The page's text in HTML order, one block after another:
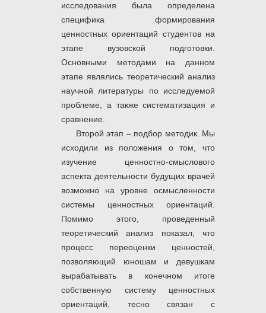
исследования была определена
специфика формирования
ценностных ориентаций студентов на
этапе вузовской подготовки.
Основными методами на данном
этапе являлись теоретический анализ
научной литературы по исследуемой
проблеме, а также систематизация и
сравнение.
Второй этап – подбор методик. Мы
исходили из положения о том, что
изучение ценностно-смыслового
аспекта деятельности будущих врачей
возможно на уровне осмысленности
системы ценностных ориентаций.
Помимо этого, проведенный
теоретический анализ показал, что
процесс переоценки ценностей,
позволяющий юношам и девушкам
вырабатывать в конечном итоге
собственную систему ценностных
ориентаций, тесно связан с